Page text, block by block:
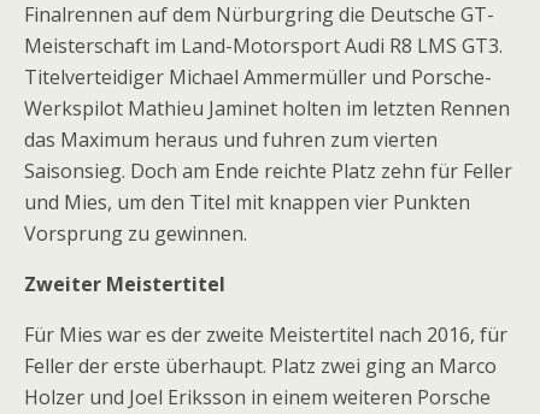
Finalrennen auf dem Nürburgring die Deutsche GT-
Meisterschaft im Land-Motorsport Audi R8 LMS GT3.
Titelverteidiger Michael Ammermüller und Porsche-
Werkspilot Mathieu Jaminet holten im letzten Rennen
das Maximum heraus und fuhren zum vierten
Saisonsieg. Doch am Ende reichte Platz zehn für Feller
und Mies, um den Titel mit knappen vier Punkten
Vorsprung zu gewinnen.
Zweiter Meistertitel
Für Mies war es der zweite Meistertitel nach 2016, für
Feller der erste überhaupt. Platz zwei ging an Marco
Holzer und Joel Eriksson in einem weiteren Porsche